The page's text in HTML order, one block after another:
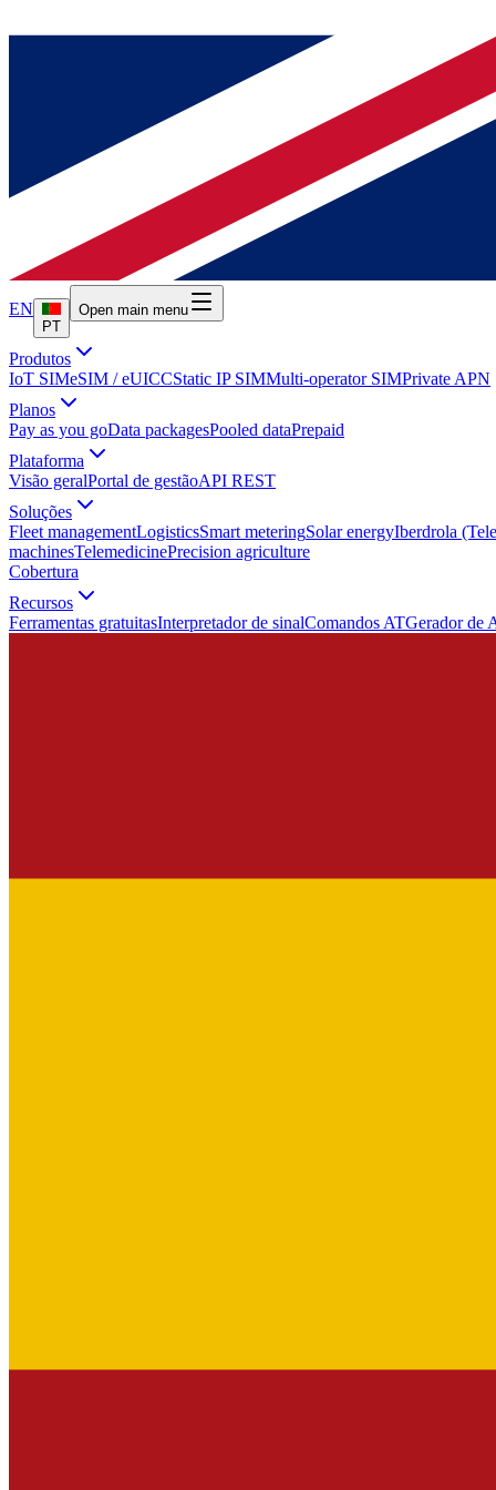
EN
PT
Open main menu
Produtos
IoT SIMeSIM / eUICCStatic IP SIMMulti-operator SIMPrivate APN
Planos
Pay as you goData packagesPooled dataPrepaid
Plataforma
Visão geralPortal de gestãoAPI REST
Soluções
Fleet managementLogisticsSmart meteringSolar energyIberdrola
machinesTelemedicinePrecision agriculture
Cobertura
Recursos
Ferramentas gratuitasInterpretador de sinalComandos ATGerador de